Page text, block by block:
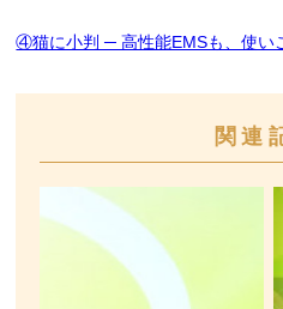
④猫に小判 ─ 高性能EMSも、使い
関連